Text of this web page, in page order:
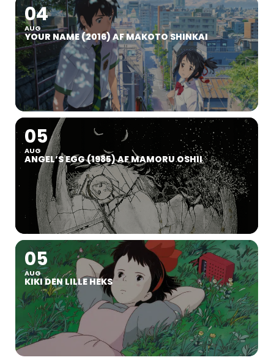
04
AUG
YOUR NAME (2016) AF MAKOTO SHINKAI
05
AUG
ANGEL’S EGG (1985) AF MAMORU OSHII
05
AUG
KIKI DEN LILLE HEKS